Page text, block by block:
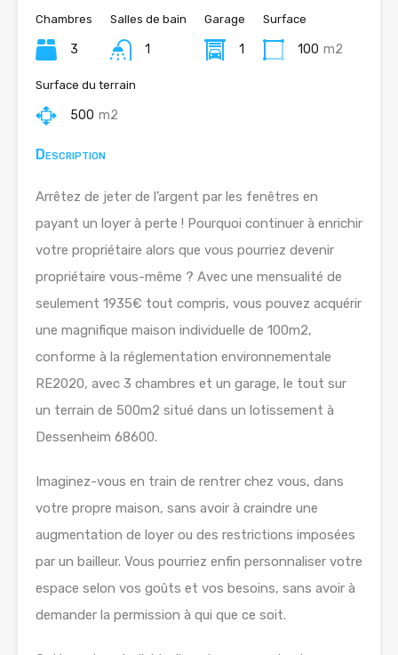
Chambres
3
Salles de bain
1
Garage
1
Surface
100 m2
Surface du terrain
500 m2
Description
Arrêtez de jeter de l’argent par les fenêtres en
payant un loyer à perte ! Pourquoi continuer à enrichir
votre propriétaire alors que vous pourriez devenir
propriétaire vous-même ? Avec une mensualité de
seulement 1935€ tout compris, vous pouvez acquérir
une magnifique maison individuelle de 100m2,
conforme à la réglementation environnementale
RE2020, avec 3 chambres et un garage, le tout sur
un terrain de 500m2 situé dans un lotissement à
Dessenheim 68600.
Imaginez-vous en train de rentrer chez vous, dans
votre propre maison, sans avoir à craindre une
augmentation de loyer ou des restrictions imposées
par un bailleur. Vous pourriez enfin personnaliser votre
espace selon vos goûts et vos besoins, sans avoir à
demander la permission à qui que ce soit.